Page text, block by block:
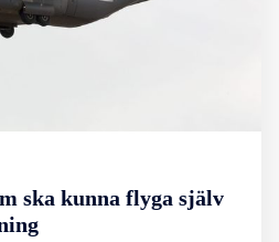
ska kunna flyga själv